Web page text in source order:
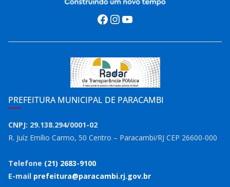
Facebook
Instagram
Youtube
PREFEITURA MUNICIPAL DE PARACAMBI
CNPJ: 29.138.294/0001-02
R. Juíz Emílio Carmo, 50 Centro – Paracambi/RJ CEP 26600-000
Telefone (21) 2683-9100
E-mail prefeitura@paracambi.rj.gov.br